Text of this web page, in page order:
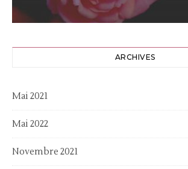
ARCHIVES
Mai 2021
Mai 2022
Novembre 2021